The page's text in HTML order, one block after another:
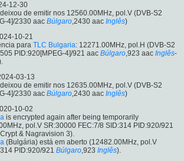
12-30
deixou de emitir nos 12560.00MHz, pol.V (DVB-S2
4]/2330 aac Búlgaro,2430 aac Inglês)
10-21
para TLC Bulgaria: 12271.00MHz, pol.H (DVB-S2
PID:920[MPEG-4]/921 aac Búlgaro,923 aac Inglês-
03-13
deixou de emitir nos 12635.00MHz, pol.V (DVB-S2
4]/2330 aac Búlgaro,2430 aac Inglês)
10-02
is encrypted again after being temporarily
pol.V SR:30000 FEC:7/8 SID:314 PID:920/921
& Nagravision 3).
(Bulgária) está em aberto (12482.00MHz, pol.V
PID:920/921 Búlgaro,923 Inglês).